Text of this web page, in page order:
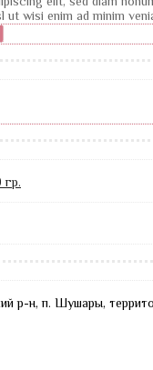
wisi enim ad minim
гр.
р-н, п. Шушары,